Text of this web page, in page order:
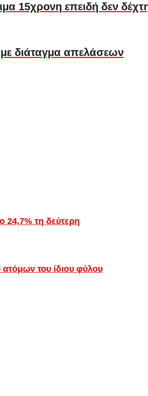
15χρονη επειδή δεν
με διάταγμα απελάσεων
24,7% τη δεύτερη
του ίδιου φύλου